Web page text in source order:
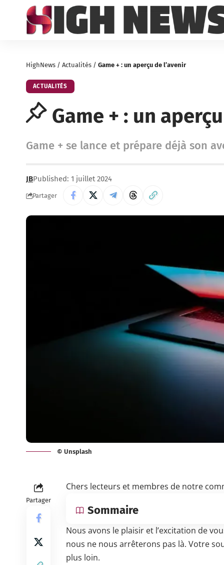
HighNews / Actualités / Game + : un aperçu de l’avenir
ACTUALITÉS
Game + : un
Game + se lance et prépare déjà son
JBPublished: 1 juillet 2024
Partager
© Unsplash
Partager
Chers lecteurs et membres de notre
Sommaire
Nous avons le plaisir et l’excitation de
nous ne nous arrêterons pas là. Votre
plus loin.